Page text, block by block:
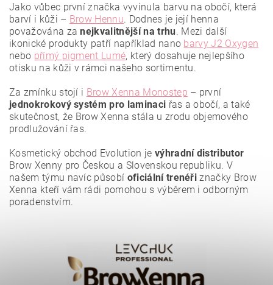
Vložením hodnocení souhlasíte sezásadami ochrany
osobních údajů.
Jako vůbec první značka vyvinula barvu na obočí, která
barví i kůži – Brow Hennu. Dodnes je její henna
považována zanejkvalitnější na trhu. Mezi další
ikonické produkty patří například nano barvy J2 Oxygen
nebo přímý pigment Lumé, který dosahuje nejlepšího
otisku na kůži v rámci našeho sortimentu.
Za zmínku stojí i Brow Xenna Monostep – první
jednokrokový systém pro laminaci řas a obočí, a také
skutečnost, že Brow Xenna stála u zrodu objemového
prodlužování řas.
Kosmetický obchod Evolution je výhradní distributor
Brow Xenny pro Českou a Slovenskou republiku. V
našem týmu navíc působí oficiální trenéři značky Brow
Xenna kteří vám rádi pomohou s výběrem i odborným
poradenstvím.